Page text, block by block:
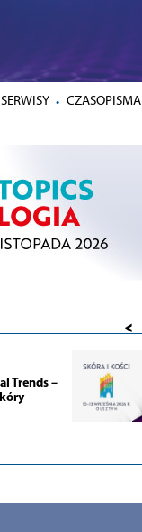
SERWISY CZASOPISMA
<
Trends –